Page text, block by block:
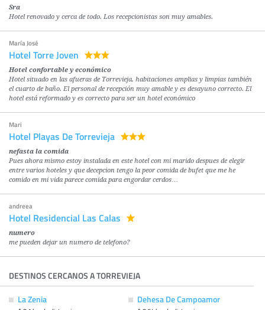
Sra
Hotel renovado y cerca de todo. Los recepcionistas son muy amables.
María José
Hotel Torre Joven
Hotel confortable y económico
Hotel situado en las afueras de Torrevieja, habitaciones amplias y limpias también
el cuarto de baño. El personal de recepción muy amable y es desayuno correcto. El
hotel está reformado y es correcto para ser un hotel económico
Mari
Hotel Playas De Torrevieja
nefasta la comida
Pues ahora mismo estoy instalada en este hotel con mi marido despues de elegir
entre varios hoteles y que decepcion tengo la peor comida de bufet que me he
comido en mi vida parece comida para engordar cerdos…
andreea
Hotel Residencial Las Calas
numero
me pueden dejar un numero de telefono?
DESTINOS CERCANOS A TORREVIEJA
La Zenia Dehesa De Campoamor